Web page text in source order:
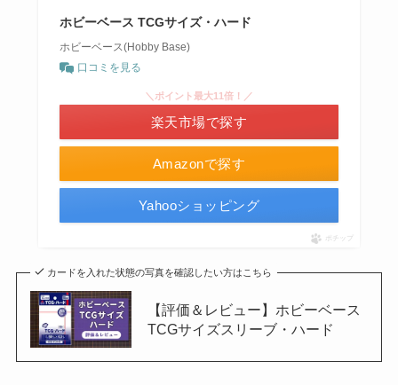
ホビーベース TCGサイズ・ハード
ホビーベース(Hobby Base)
口コミを見る
Amazonで探す
＼ポイント最大11倍！／
楽天市場で探す
Yahooショッピング
ポチップ
カードを入れた状態の写真を確認したい方はこちら
【評価＆レビュー】ホビーベース
TCGサイズスリーブ・ハード